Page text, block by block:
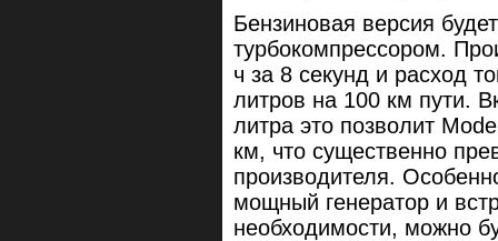
Бензиновая версия
турбокомпрессором.
ч за 8 секунд и расход
литров на 100 км пути.
литра это позволит
км, что существенно
производителя.
мощный генератор и
необходимости, можно